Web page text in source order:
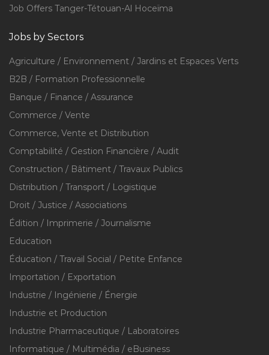
Job Offers Tanger-Tétouan-Al Hoceïma
Jobs by Sectors
Agriculture / Environnement / Jardins et Espaces Verts
B2B / Formation Professionnelle
Banque / Finance / Assurance
Commerce / Vente
Commerce, Vente et Distribution
Comptabilité / Gestion Financière / Audit
Construction / Bâtiment / Travaux Publics
Distribution / Transport / Logistique
Droit / Justice / Associations
Édition / Imprimerie / Journalisme
Education
Éducation / Travail Social / Petite Enfance
Importation / Exportation
Industrie / Ingénierie / Énergie
Industrie et Production
Industrie Pharmaceutique / Laboratoires
Informatique / Multimédia / eBusiness